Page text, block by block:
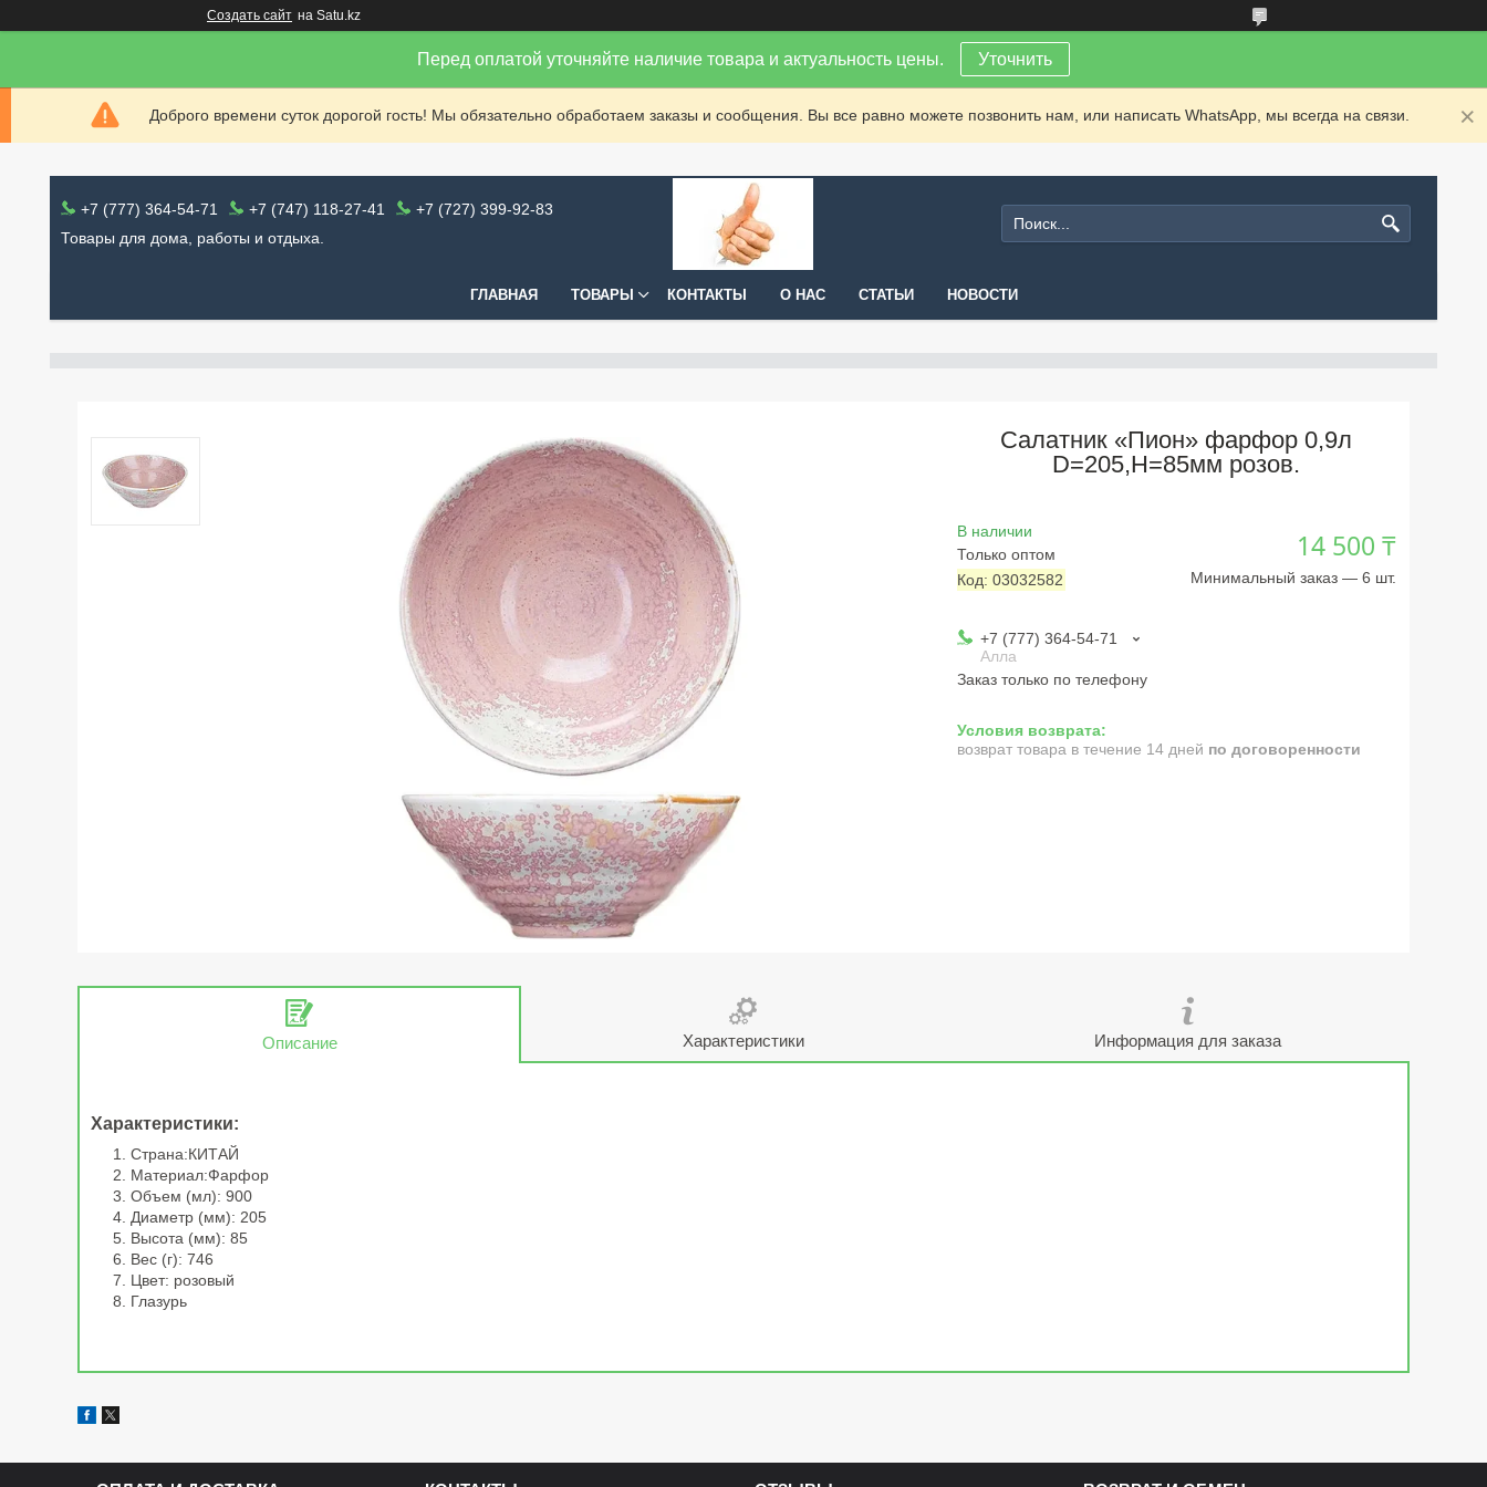
Создать сайт на Satu.kz
Перед оплатой уточняйте наличие товара и актуальность цены. Уточнить
Доброго времени суток дорогой гость! Мы обязательно обработаем заказы и сообщения. Вы все равно можете позвонить нам, или написать WhatsApp, мы всегда на связи.
+7 (777) 364-54-71 +7 (747) 118-27-41
+7 (727) 399-92-83
Товары для дома, работы и отдыха.
ГЛАВНАЯ ТОВАРЫ КОНТАКТЫ О НАС СТАТЬИ НОВОСТИ
Салатник «Пион» фарфор 0,9л
D=205,H=85мм розов.
В наличии
Только оптом
Код: 03032582
14 500 ₸
Минимальный заказ — 6 шт.
+7 (777) 364-54-71
Алла
Заказ только по телефону
возврат товара в течение 14 дней по договоренности
Описание Характеристики Информация для заказа
Характеристики:
Страна:КИТАЙ
Материал:Фарфор
Объем (мл): 900
Диаметр (мм): 205
Высота (мм): 85
Вес (г): 746
Цвет: розовый
Глазурь